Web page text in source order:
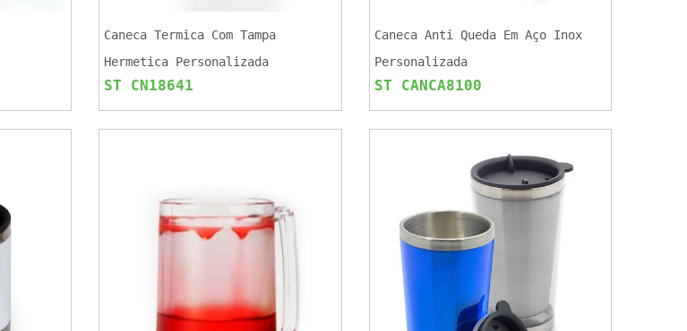
Caneca Termica Com Tampa
Hermetica Personalizada
ST CN18641
Caneca Anti Queda Em Aço Inox
Personalizada
ST CANCA8100